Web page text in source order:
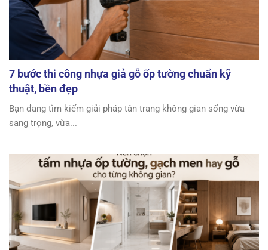
7 bước thi công nhựa giả gỗ ốp tường chuẩn kỹ
thuật, bền đẹp
Bạn đang tìm kiếm giải pháp tân trang không gian sống vừa
sang trọng, vừa...